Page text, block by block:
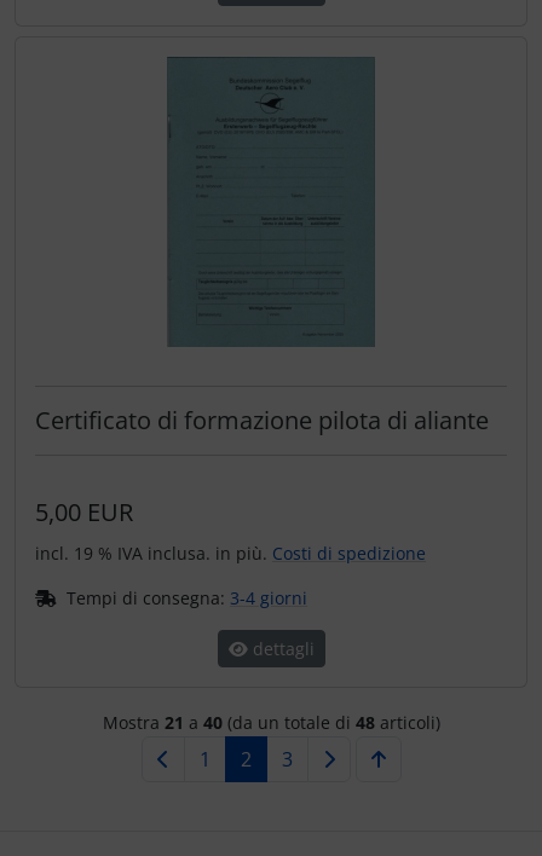
Certificato di formazione pilota di aliante
5,00 EUR
incl. 19 % IVA inclusa. in più. Costi di spedizione
Tempi di consegna: 3-4 giorni
dettagli
Mostra 21 a 40(da un totale di 48articoli)
1 2 3